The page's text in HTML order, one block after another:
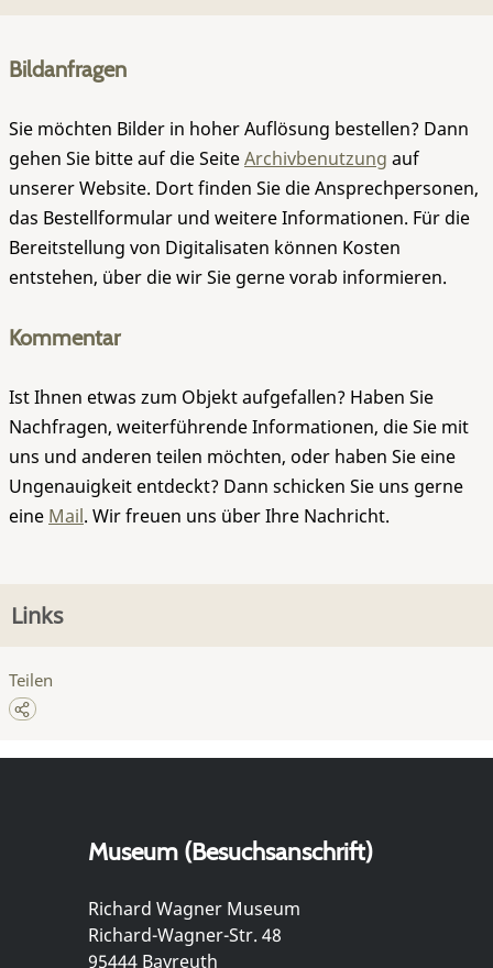
Bildanfragen
Sie möchten Bilder in hoher Auflösung bestellen? Dann
gehen Sie bitte auf die SeiteArchivbenutzung auf
unserer Website. Dort finden Sie die Ansprechpersonen,
das Bestellformular und weitere Informationen. Für die
Bereitstellung von Digitalisaten können Kosten
entstehen, über die wir Sie gerne vorab informieren.
Kommentar
Ist Ihnen etwas zum Objekt aufgefallen? Haben Sie
Nachfragen, weiterführende Informationen, die Sie mit
uns und anderen teilen möchten, oder haben Sie eine
Ungenauigkeit entdeckt? Dann schicken Sie uns gerne
eine Mail. Wir freuen uns über Ihre Nachricht.
Links
Teilen
Museum (Besuchsanschrift)
Richard Wagner Museum
Richard-Wagner-Str. 48
95444 Bayreuth